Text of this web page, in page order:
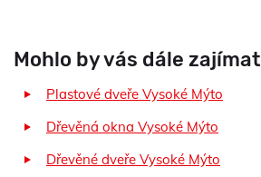
Mohlo by vás dále zajímat
Plastové dveře Vysoké Mýto
Dřevěná okna Vysoké Mýto
Dřevěné dveře Vysoké Mýto